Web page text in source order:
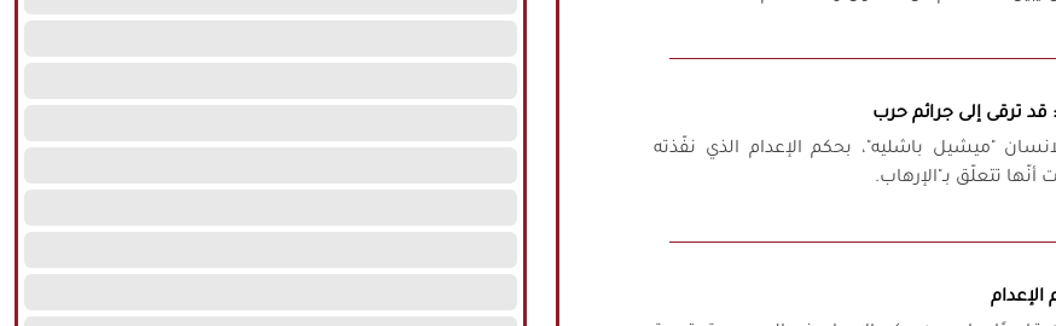
قد ترقى إلى جرائم حرب
"ميشيل باشليه"، بحكم الإعدام الذي نفّذته